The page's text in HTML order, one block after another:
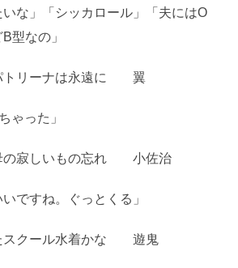
いな」「シッカロール」「夫にはO
型なの」
トリーナは永遠に 翼
ゃった」
の寂しいもの忘れ 小佐治
ですね。ぐっとくる」
スクール水着かな 遊鬼